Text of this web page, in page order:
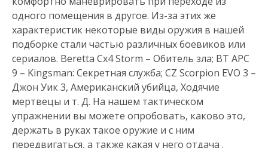
одного помещения в другое. Из-за этих же
характеристик некоторые виды оружия в нашей
подборке стали частью различных боевиков или
сериалов. Beretta Cx4 Storm – Обитель зла; BT APC
9 – Kingsman: Секретная служба; CZ Scorpion EVO 3 –
Джон Уик 3, Американский убийца, Ходячие
мертвецы и т. Д. На нашем тактическом
упражнении вы можете опробовать, каково это,
держать в руках такое оружие и с ним
передвигаться, а также какая у него отдача .